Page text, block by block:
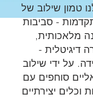
טמון שילוב של
- סביבות
מלאכותית,
דיגיטלית -
על ידי שילוב
סוחפים עם
וכלים יצירתיים